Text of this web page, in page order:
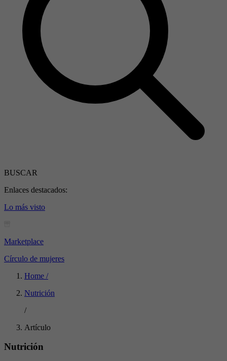
BUSCAR
Enlaces destacados:
Lo más visto
Marketplace
Círculo de mujeres
Home /
Nutrición
/
Artículo
Nutrición